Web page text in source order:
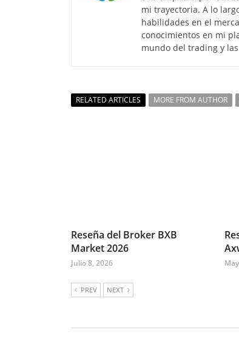
mi trayectoria. A lo
habilidades en el
conocimientos en mi
mundo del trading y
RELATED ARTICLES MORE FROM AUTHOR
Reseña del Broker BXB
Market 2026
Julio 8, 2026
PREV NEXT